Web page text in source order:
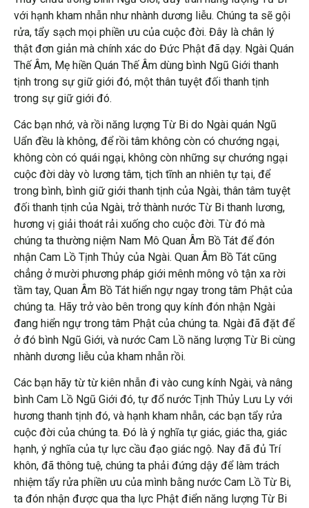
với hạnh kham nhẫn như nhành dương liễu. Chúng ta sẽ gội
rửa, tẩy sạch mọi phiền ưu của cuộc đời. Đây là chân lý
thật đơn giản mà chính xác do Đức Phật đã dạy. Ngài Quán
Thế Âm, Mẹ hiền Quán Thế Âm dùng bình Ngũ Giới thanh
tịnh trong sự giữ giới đó, một thân tuyệt đối thanh tịnh
trong sự giữ giới đó.
Các bạn nhớ, và rồi năng lượng Từ Bi do Ngài quán Ngũ
Uẩn đều là không, để rồi tâm không còn có chướng ngại,
không còn có quái ngại, không còn những sự chướng ngại
cuộc đời dày vò lương tâm, tịch tĩnh an nhiên tự tại, để
trong bình, bình giữ giới thanh tịnh của Ngài, thân tâm tuyệt
đối thanh tịnh của Ngài, trở thành nước Từ Bi thanh lương,
hương vị giải thoát rải xuống cho cuộc đời. Từ đó mà
chúng ta thường niệm Nam Mô Quan Âm Bồ Tát để đón
nhận Cam Lồ Tịnh Thủy của Ngài. Quan Âm Bồ Tát cũng
chẳng ở mười phương pháp giới mênh mông vô tận xa rời
tầm tay, Quan Âm Bồ Tát hiển ngự ngay trong tâm Phật của
chúng ta. Hãy trở vào bên trong quy kính đón nhận Ngài
đang hiển ngự trong tâm Phật của chúng ta. Ngài đã đặt để
ở đó bình Ngũ Giới, và nước Cam Lồ năng lượng Từ Bi cùng
nhành dương liễu của kham nhẫn rồi.
Các bạn hãy từ từ kiên nhẫn đi vào cung kính Ngài, và nâng
bình Cam Lồ Ngũ Giới đó, tự đổ nước Tịnh Thủy Lưu Ly với
hương thanh tịnh đó, và hạnh kham nhẫn, các bạn tẩy rửa
cuộc đời của chúng ta. Đó là ý nghĩa tự giác, giác tha, giác
hạnh, ý nghĩa của tự lực cầu đạo giác ngộ. Nay đã đủ Trí
khôn, đã thông tuệ, chúng ta phải đứng dậy để làm trách
nhiệm tẩy rửa phiền ưu của mình bằng nước Cam Lồ Từ Bi,
ta đón nhận được qua tha lực Phật điển năng lượng Từ Bi